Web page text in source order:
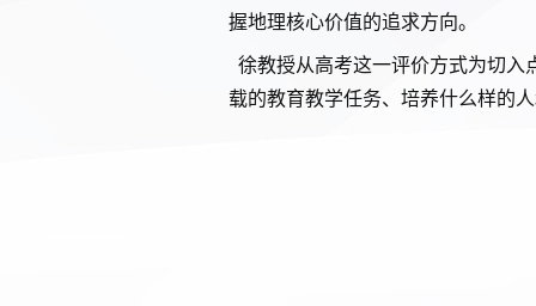
握地理核心价值的追求方向。
徐教授从高考这一评价方式为切入
载的教育教学任务、培养什么样的